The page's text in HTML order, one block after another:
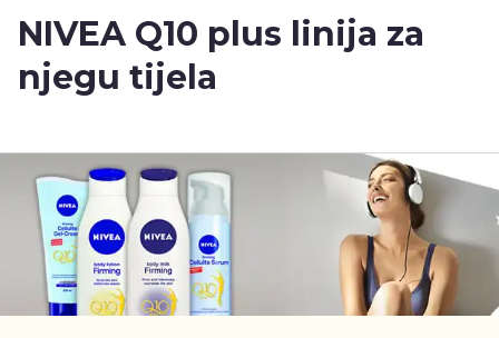
NIVEA Q10 plus linija za
njegu tijela